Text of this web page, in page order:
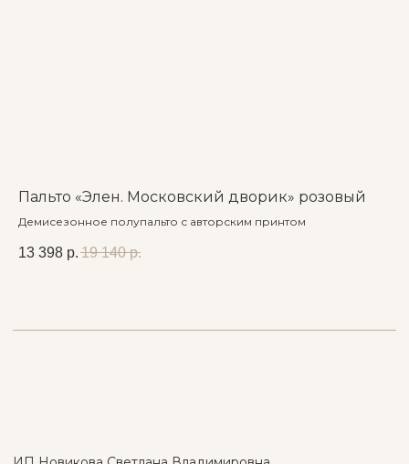
Пальто «Элен. Московский дворик» розовый
Демисезонное полупальто с авторским принтом
13 398 р. 19 140 р.